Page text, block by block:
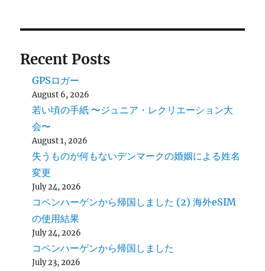
Recent Posts
GPSロガー
August 6, 2026
若い頃の手紙 〜ジュニア・レクリエーション大
会〜
August 1, 2026
失うものが何もないデンマークの婚姻による姓名
変更
July 24, 2026
コペンハーゲンから帰国しました (2) 海外eSIM
の使用結果
July 24, 2026
コペンハーゲンから帰国しました
July 23, 2026